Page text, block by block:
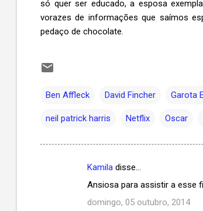
só quer ser educado, a esposa
vorazes de informações que saímos
pedaço de chocolate.
Ben Affleck David Fincher Garota
neil patrick harris Netflix Oscar
Kamila disse…
Ansiosa para assistir a esse
domingo, 05 outubro, 2014